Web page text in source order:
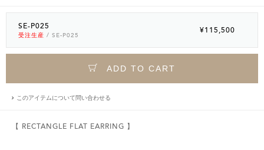
SE-P025
受注生産 / SE-P025
¥115,500
ADD TO CART
このアイテムについて問い合わせる
【 RECTANGLE FLAT EARRING 】